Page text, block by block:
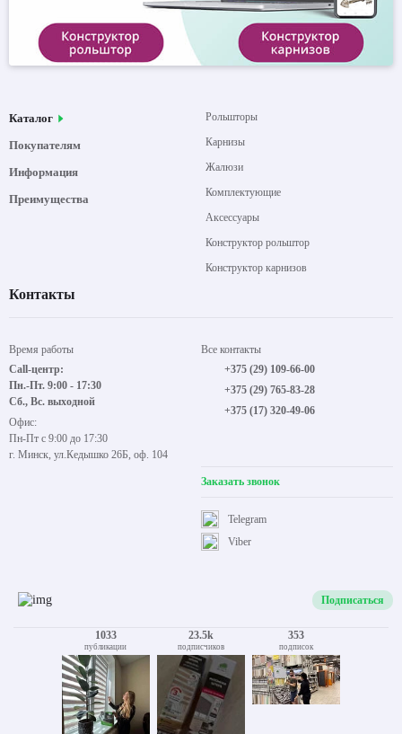
Каталог
Покупателям
Информация
Преимущества
Рольшторы
Карнизы
Жалюзи
Комплектующие
Аксессуары
Конструктор рольштор
Конструктор карнизов
Контакты
Время работы
Call-центр:
Пн.-Пт. 9:00 - 17:30
Сб., Вс. выходной
Офис:
Пн-Пт с 9:00 до 17:30
г. Минск, ул.Кедышко 26Б, оф. 104
Все контакты
+375 (29) 109-66-00
+375 (29) 765-83-28
+375 (17) 320-49-06
Заказать звонок
Viber
Telegram
Подписаться
1033
публикации
23.5k
подписчиков
353
подписок